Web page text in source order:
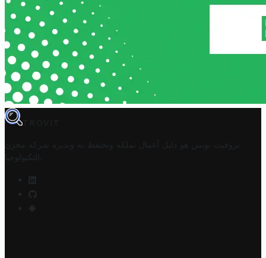
TROVIT
تروفيت تونس هو دليل أعمال تملكه وتحتفظ به وتديره
شركة مخزن
التكنولوجيا